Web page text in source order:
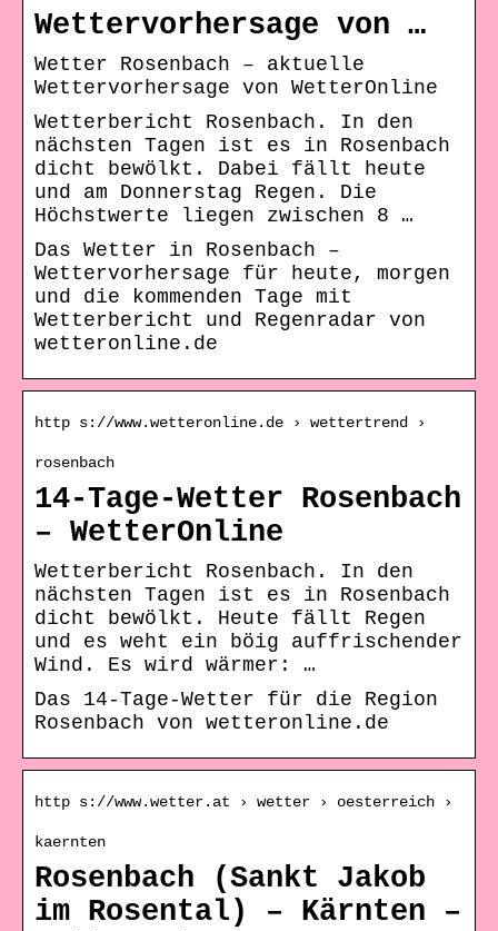
Wettervorhersage von …
Wetter Rosenbach – aktuelle
Wettervorhersage von WetterOnline
Wetterbericht Rosenbach. In den
nächsten Tagen ist es in Rosenbach
dicht bewölkt. Dabei fällt heute
und am Donnerstag Regen. Die
Höchstwerte liegen zwischen 8 …
Das Wetter in Rosenbach –
Wettervorhersage für heute, morgen
und die kommenden Tage mit
Wetterbericht und Regenradar von
wetteronline.de
http s://www.wetteronline.de › wettertrend ›
rosenbach
14-Tage-Wetter Rosenbach
– WetterOnline
Wetterbericht Rosenbach. In den
nächsten Tagen ist es in Rosenbach
dicht bewölkt. Heute fällt Regen
und es weht ein böig auffrischender
Wind. Es wird wärmer: …
Das 14-Tage-Wetter für die Region
Rosenbach von wetteronline.de
http s://www.wetter.at › wetter › oesterreich ›
kaernten
Rosenbach (Sankt Jakob
im Rosental) – Kärnten –